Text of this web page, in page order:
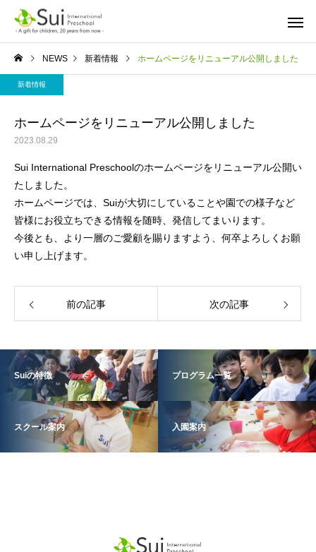
NEWS 新着情報 ホームページをリニューアル公開しました
新着情報
ホームページをリニューアル公開しました
2023.08.29
Sui International Preschoolのホームページをリニューアル公開い
たしました。
ホームページでは、Suiが大切にしていることや園での様子など
皆様にお役立ちできる情報を随時、発信してまいります。
今後とも、より一層のご愛顧を賜りますよう、何卒よろしくお願
い申し上げます。
前の記事 次の記事
Suiの特徴 プログラム一覧
スクール案内 入園案内